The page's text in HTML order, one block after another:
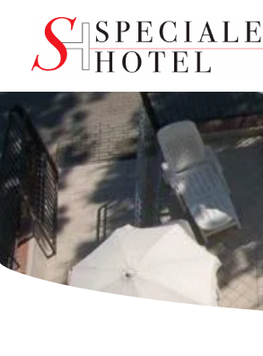
springen